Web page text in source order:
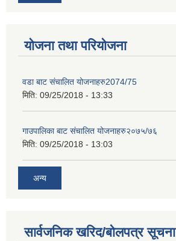
योजना तथा परियोजना
वडा बाट संचालित योजनाहरु2074/75
मिति: 09/25/2018 - 13:33
गाउपालिका बाट संचालित योजनाहरु२०७५/७६
मिति: 09/25/2018 - 13:03
अन्य
सार्वजनिक खरिद/बोलपत्र सूचना